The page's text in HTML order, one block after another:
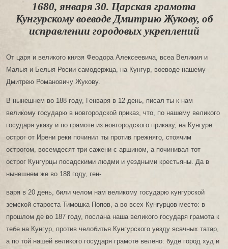
1680, января 30. Царская грамота
Кунгурскому воеводе Дмитрию Жукову, об
исправлении городовых укреплений
От царя и великого князя Феодора Алексеевича, всеа Великия и
Малыя и Белыя Росии самодержца, на Кунгур, воеводе нашему
Дмитрею Романовичу Жукову.
В нынешнем во 188 году, Генваря в 12 день, писал ты к нам
великому государю в новгородской приказ, что, по нашему великого
государя указу и по грамоте из новгородского приказу, на Кунгуре
острог от Ирени реки починил ты против прежняго, стоячим
острогом, восемдесят три сажени с аршином, а починивал тот
острог Кунгурцы посадскими людми и уездными крестьяны. Да в
нынешнем же во 188 году, ген-
варя в 20 день, били челом нам великому государю кунгурской
земской староста Тимошка Попов, а во всех Кунгурцов место: в
прошлом де во 187 году, послана наша великого государя грамота к
тебе на Кунгур, против челобитья Кунгурского уезду ясачных татар,
а по той нашей великого государя грамоте велено: буде город худ и